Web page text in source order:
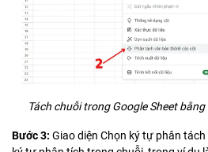
Tách chuỗi trong Google Sheet
Bước 3: Giao diện Chọn ký tự phân